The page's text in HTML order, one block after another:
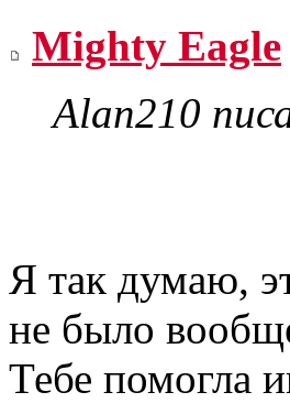
Mighty Eagle
Alan210
Я так думаю,
не было
Тебе помогла